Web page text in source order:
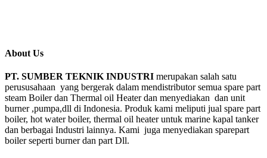
About Us
PT. SUMBER TEKNIK INDUSTRI merupakan salah satu
perususahaan yang bergerak dalam mendistributor semua spare part
steam Boiler dan Thermal oil Heater dan menyediakan dan unit
burner ,pumpa,dll di Indonesia. Produk kami meliputi jual spare part
boiler, hot water boiler, thermal oil heater untuk marine kapal tanker
dan berbagai Industri lainnya. Kami juga menyediakan sparepart
boiler seperti burner dan part Dll.